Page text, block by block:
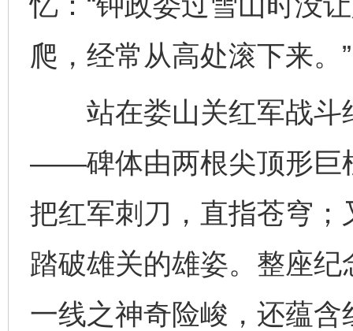
爬，经常从高处滚下来。”
站在娄山关红军战斗
——碑体由两根尖顶形巨
把红军刺刀，直指苍穹
踏破雄关的雄姿。整座
一线之神奇险峻，还蕴含